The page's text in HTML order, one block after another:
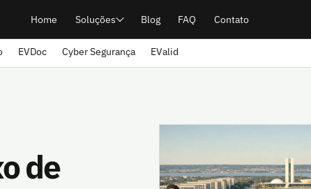
Home Soluções Blog FAQ Contato
EVDoc Cyber Segurança EValid
de